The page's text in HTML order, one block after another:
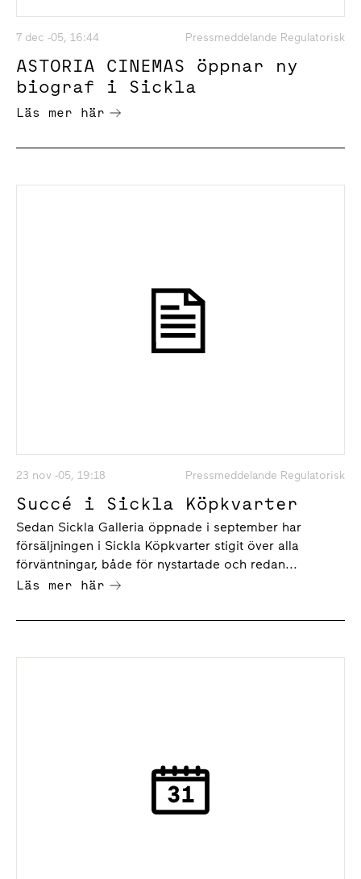
7 dec -05, 16:44 Pressmeddelande Regulatorisk
ASTORIA CINEMAS öppnar ny
biograf i Sickla
Läs mer här
23 nov -05, 19:18 Pressmeddelande Regulatorisk
Succé i Sickla Köpkvarter
Sedan Sickla Galleria öppnade i september har
försäljningen i Sickla Köpkvarter stigit över alla
förväntningar, både för nystartade och redan...
Läs mer här